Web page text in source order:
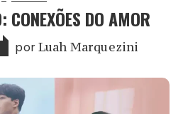
CONEXÕES DO AMOR
porLuah Marquezini